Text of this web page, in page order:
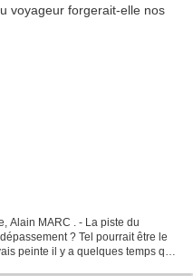
Alain MARC . - La piste du
? Tel pourrait être le
peinte il y a quelques temps qui